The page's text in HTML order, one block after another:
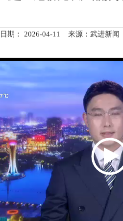
期： 2026-04-11 来源：武进新闻